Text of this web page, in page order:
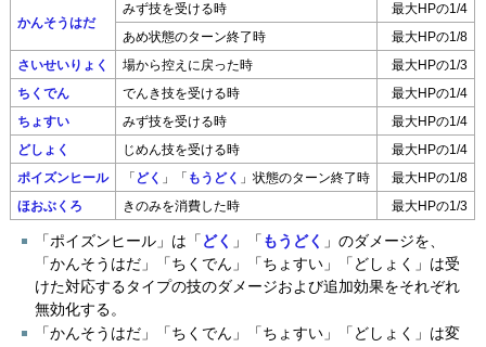
かんそうはだ
みず技を受ける時 最大HPの1/4
あめ状態のターン終了時 最大HPの1/8
さいせいりょく 場から控えに戻った時 最大HPの1/3
ちくでん でんき技を受ける時 最大HPの1/4
ちょすい みず技を受ける時 最大HPの1/4
どしょく じめん技を受ける時 最大HPの1/4
ポイズンヒール 「 どく 」「 もうどく 」状態のターン終了時 最大HPの1/8
ほおぶくろ きのみを消費した時 最大HPの1/3
「ポイズンヒール」は「 どく 」「 もうどく 」のダメージを、
「かんそうはだ」「ちくでん」「ちょすい」「どしょく」は受
けた対応するタイプの技のダメージおよび追加効果をそれぞれ
無効化する。
「かんそうはだ」「ちくでん」「ちょすい」「どしょく」は変